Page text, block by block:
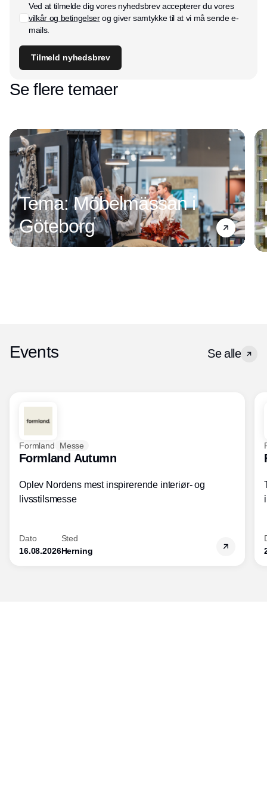
Ved at tilmelde dig vores nyhedsbrev accepterer du vores
vilkår og betingelserog giver samtykke til at vi må sende e-
mails.
Tilmeld nyhedsbrev
Se flere temaer
Tema: Möbelmässan i
Göteborg
Events Se alle
Formland Messe
Formland Autumn
Oplev Nordens mest inspirerende interiør- og
livsstilsmesse
Dato
16.08.2026
Sted
Herning